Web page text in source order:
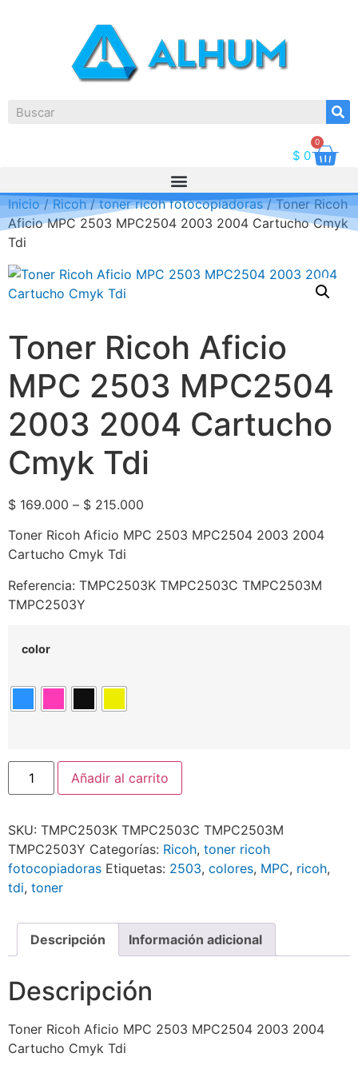
$ 0
0
Inicio/Ricoh/toner ricoh fotocopiadoras/ Toner Ricoh
Aficio MPC 2503 MPC2504 2003 2004 Cartucho Cmyk
Tdi
Toner Ricoh Aficio
MPC 2503 MPC2504
2003 2004 Cartucho
Cmyk Tdi
$ 169.000 – $ 215.000
Toner Ricoh Aficio MPC 2503 MPC2504 2003 2004
Cartucho Cmyk Tdi
Referencia: TMPC2503K TMPC2503C TMPC2503M
TMPC2503Y
color
Añadir al carrito
SKU: TMPC2503K TMPC2503C TMPC2503M
TMPC2503Y Categorías: Ricoh, toner ricoh
fotocopiadoras Etiquetas: 2503, colores, MPC, ricoh,
tdi, toner
Descripción Información adicional
Descripción
Toner Ricoh Aficio MPC 2503 MPC2504 2003 2004
Cartucho Cmyk Tdi